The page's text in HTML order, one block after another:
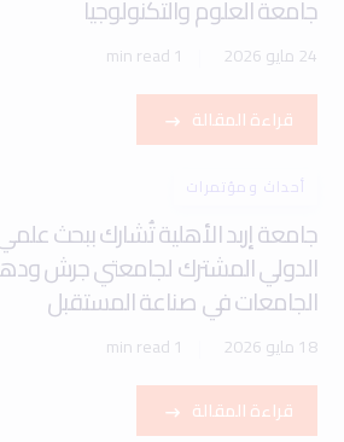
جامعة العلوم والتكنولوجيا
24 مايو 2026 1 min read
قراءة المقالة
أحداث ومؤتمرات
جامعة إربد الأهلية تُشارك ببحث
الدولي المشترك لجامعتي جرش
الجامعات في صناعة المستقبل
18 مايو 2026 1 min read
قراءة المقالة